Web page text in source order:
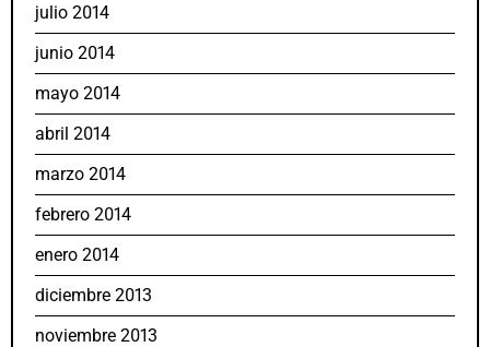
julio 2014
junio 2014
mayo 2014
abril 2014
marzo 2014
febrero 2014
enero 2014
diciembre 2013
noviembre 2013